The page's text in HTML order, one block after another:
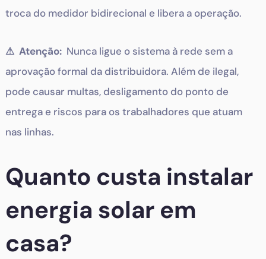
troca do medidor bidirecional e libera a operação.
⚠ Atenção: Nunca ligue o sistema à rede sem a
aprovação formal da distribuidora. Além de ilegal,
pode causar multas, desligamento do ponto de
entrega e riscos para os trabalhadores que atuam
nas linhas.
Quanto custa instalar
energia solar em
casa?